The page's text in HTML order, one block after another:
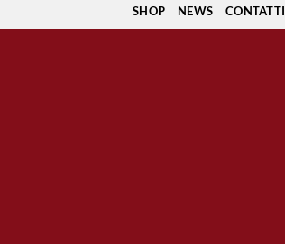
SHOP NEWS CONTATTI